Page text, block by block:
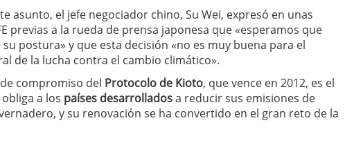
asunto, el jefe negociador chino, Su Wei, expresó en unas
previas a la rueda de prensa japonesa que «esperamos que
postura» y que esta decisión «no es muy buena para el
de la lucha contra el cambio climático».
compromiso del Protocolo de Kioto, que vence en 2012, es el
a los países desarrolladosa reducir sus emisiones de
y su renovación se ha convertido en el gran reto de la